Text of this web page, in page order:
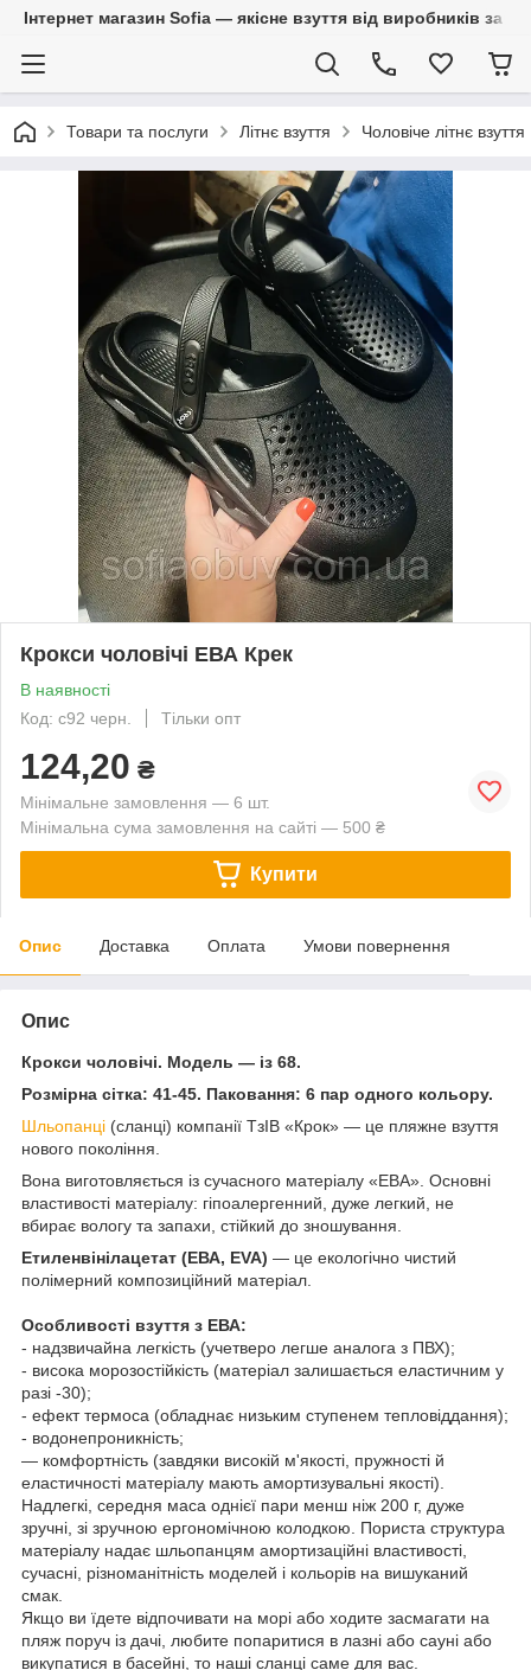
Інтернет магазин Sofia — якісне взуття від виробників за
Товари та послуги Літнє взуття Чоловіче літнє взуття
Крокси чоловічі ЕВА Крек
В наявності
Код: с92 черн.
Тільки опт
124,20 ₴
Мінімальне замовлення — 6 шт.
Мінімальна сума замовлення на сайті — 500 ₴
Купити
Опис Доставка Оплата Умови повернення
Опис
Крокси чоловічі. Модель — із 68.
Розмірна сітка: 41-45. Паковання: 6 пар одного кольору.
Шльопанці (сланці) компанії ТзІВ «Крок» — це пляжне взуття
нового покоління.
Вона виготовляється із сучасного матеріалу «ЕВА». Основні
властивості матеріалу: гіпоалергенний, дуже легкий, не
вбирає вологу та запахи, стійкий до зношування.
Етиленвінілацетат (ЕВА, EVA) — це екологічно чистий
полімерний композиційний матеріал.
Особливості взуття з ЕВА:
- надзвичайна легкість (учетверо легше аналога з ПВХ);
- висока морозостійкість (матеріал залишається еластичним у
разі -30);
- ефект термоса (обладнає низьким ступенем тепловіддання);
- водонепроникність;
— комфортність (завдяки високій м'якості, пружності й
еластичності матеріалу мають амортизувальні якості).
Надлегкі, середня маса однієї пари менш ніж 200 г, дуже
зручні, зі зручною ергономічною колодкою. Пориста структура
матеріалу надає шльопанцям амортизаційні властивості,
сучасні, різноманітність моделей і кольорів на вишуканий
смак.
Якщо ви їдете відпочивати на морі або ходите засмагати на
пляж поруч із дачі, любите попаритися в лазні або сауні або
викупатися в басейні, то наші сланці саме для вас.